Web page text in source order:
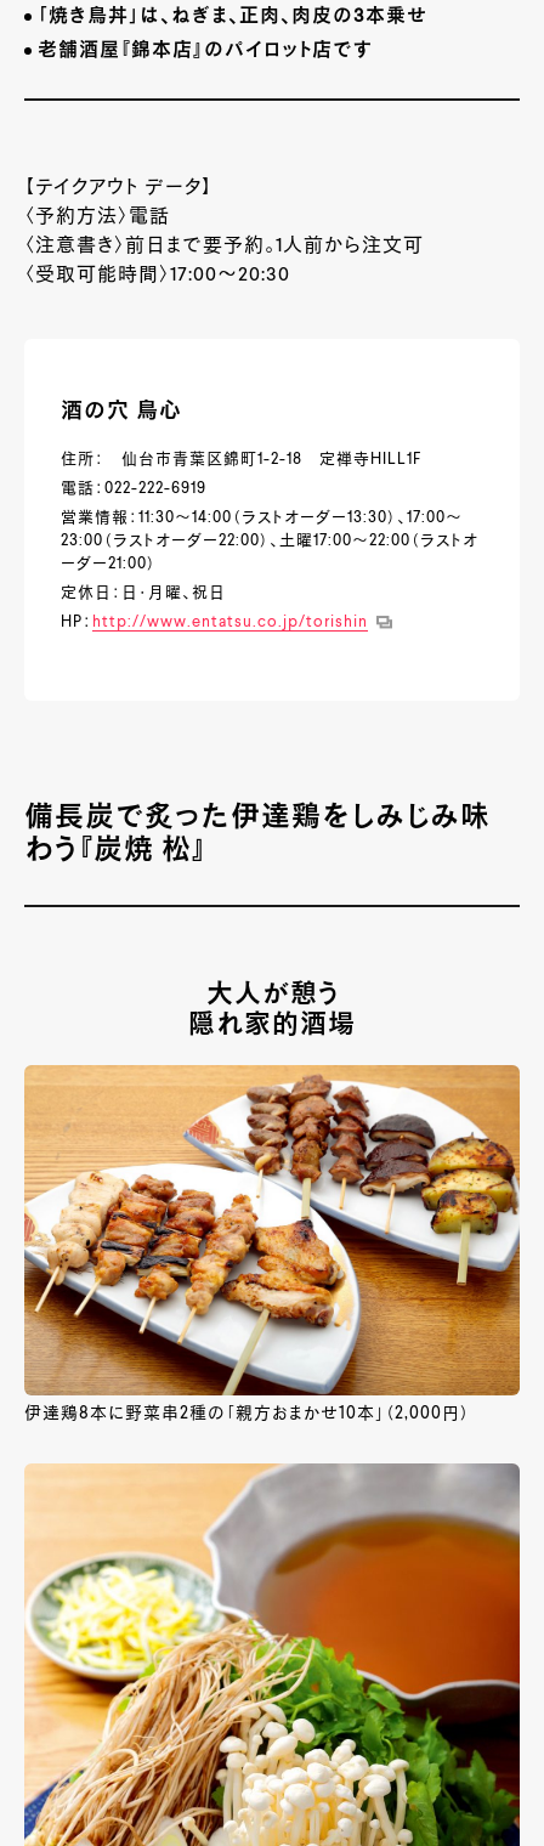
「焼き鳥丼」は、ねぎま、正肉、肉皮の3本乗せ
老舗酒屋『錦本店』のパイロット店です
【テイクアウト データ】
〈予約方法〉電話
〈注意書き〉前日まで要予約。1 人前から注文可
〈受取可能時間〉17:00～20:30
酒の穴 鳥心
住所： 仙台市青葉区錦町1-2-18 定禅寺HILL1F
電話：022-222-6919
営業情報：11:30～14:00（ラストオーダー13:30）、17:00～
23:00（ラストオーダー22:00）、土曜17:00～22:00（ラストオ
ーダー21:00）
定休日：日・月曜、祝日
HP： http://www.entatsu.co.jp/torishin
備長炭で炙った伊達鶏をしみじみ味
わう『炭焼 松』
大人が憩う
隠れ家的酒場
伊達鶏8本に野菜串2種の「親方おまかせ10本」（2,000円）